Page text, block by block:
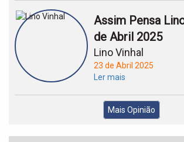
Assim Pensa
de Abril 2025
Lino Vinhal
23 de Abril 2025
Ler mais
Mais Opinião